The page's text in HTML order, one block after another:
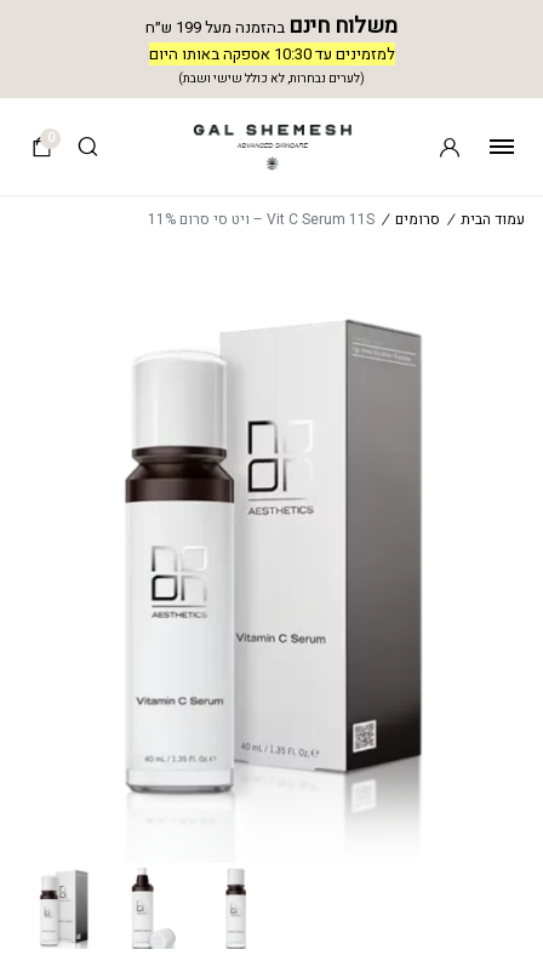
משלוח חינם בהזמנה מעל 199 ש״ח
למזמינים עד 10:30 אספקה באותו היום
(לערים נבחרות, לא כולל שישי ושבת)
0
עמוד הבית / סרומים / Vit C Serum 11S – ויט סי סרום 11%